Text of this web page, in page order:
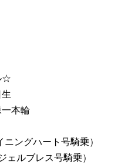
☆
本輪
ングハート号騎乗）
ェルブレス号騎乗）